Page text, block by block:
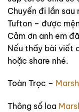
Chuyến đi lần
Tufton – được
Cảm ơn anh em
Nếu thấy bài viết
hoặc share nhé.
Toàn Trọc –
Thông số loa